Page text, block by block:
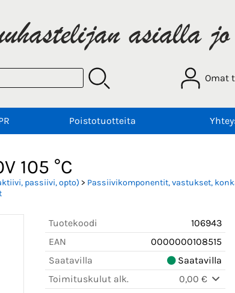
Omat
Poistotuotteita
105 °C
passiivi, opto) > Passiivikomponentit, vastukset,
Tuotekoodi
106943
EAN
0000000108515
Saatavilla
Saatavilla
Toimituskulut alk.
0,00 €